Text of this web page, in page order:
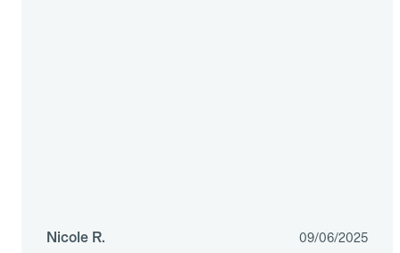
Nicole R. 09/06/2025